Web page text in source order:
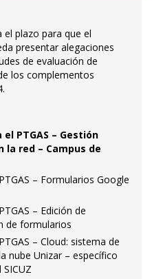
el plazo para que el
presentar alegaciones
de evaluación de
los complementos
PTGAS – Gestión
la red – Campus de
– Formularios Google
– Edición de
de formularios
– Cloud: sistema de
nube Unizar – específico